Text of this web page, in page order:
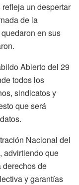
refleja un despertar
de la
en sus
Abierto del 29
todos los
sindicatos y
que será
Nacional del
advirtiendo que
derechos de
y garantías